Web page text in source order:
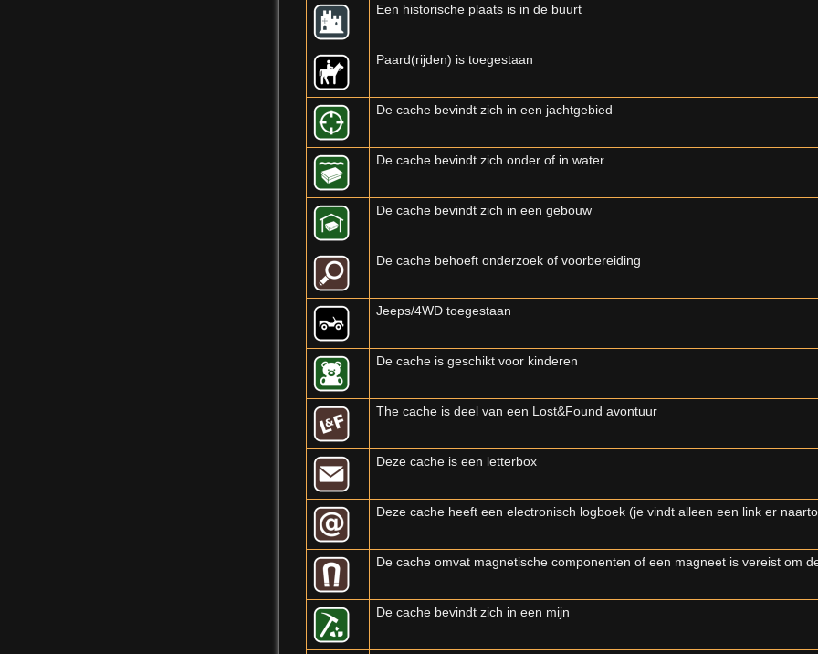
Een historische plaats is in de buurt
Paard(rijden) is toegestaan
De cache bevindt zich in een jachtgebied
De cache bevindt zich onder of in water
De cache bevindt zich in een gebouw
De cache behoeft onderzoek of voorbereiding
Jeeps/4WD toegestaan
De cache is geschikt voor kinderen
The cache is deel van een Lost&Found avontuur
Deze cache is een letterbox
Deze cache heeft een electronisch logboek (je vindt alleen een link er
De cache omvat magnetische componenten of een magneet is vereist om
De cache bevindt zich in een mijn